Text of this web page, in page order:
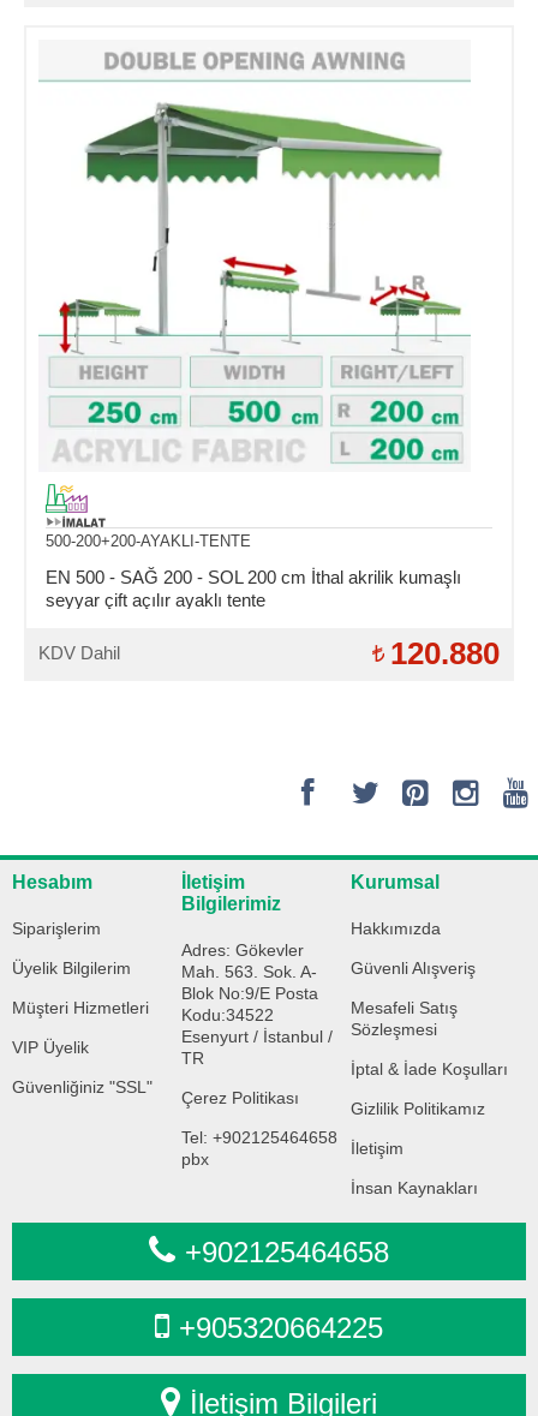
500-200+200-AYAKLI-TENTE
EN 500 - SAĞ 200 - SOL 200 cm İthal akrilik kumaşlı
seyyar çift açılır ayaklı tente
KDV Dahil 120.880
Hesabım
Siparişlerim
Üyelik Bilgilerim
Müşteri Hizmetleri
VIP Üyelik
Güvenliğiniz "SSL"
İletişim
Bilgilerimiz
Adres: Gökevler
Mah. 563. Sok. A-
Blok No:9/E Posta
Kodu:34522
Esenyurt / İstanbul /
TR
Çerez Politikası
Tel: +902125464658
pbx
Kurumsal
Hakkımızda
Güvenli Alışveriş
Mesafeli Satış
Sözleşmesi
İptal & İade Koşulları
Gizlilik Politikamız
İletişim
İnsan Kaynakları
+902125464658
+905320664225
İletişim Bilgileri